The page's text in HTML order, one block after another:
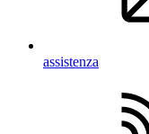
assistenza